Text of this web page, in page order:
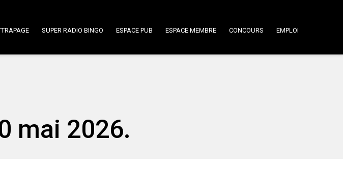
SUPER RADIO BINGO ESPACE PUB ESPACE MEMBRE CONCOURS EMPLOI
mai 2026.